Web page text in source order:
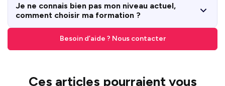
Je ne connais bien pas mon niveau actuel,
comment choisir ma formation ?
Besoin d’aide ? Nous contacter
Ces articles pourraient vous